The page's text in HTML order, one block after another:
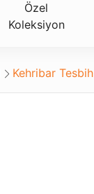
Özel
Koleksiyon
Kehribar Tesbih